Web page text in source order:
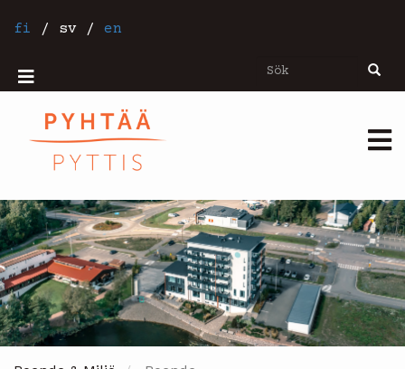
tillfi / sv / en
Sök Sök
Mobiilivalikko